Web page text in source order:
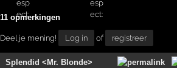
11 opmerkingen
Deel je mening! Log in of registreer
Splendid <Mr. Blonde>